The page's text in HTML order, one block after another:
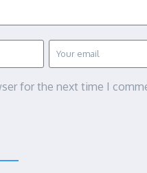
for the next time I